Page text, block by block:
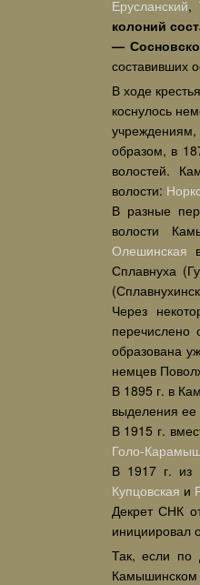
Ерусланский,
колоний
—
составивших
В ходе
коснулось
образом, в
волостей.
волости:
В разные
волости
Олешинская
Сплавнуха
Через
образована
немцев
В 1895 г. в
выделения ее
В 1915 г.
Голо-
В 1917 г. из
Купцовская и
Декрет СНК
инициировал
Так, если по